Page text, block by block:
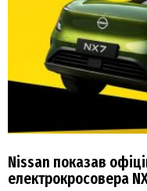
Nissan показав
електрокросовера